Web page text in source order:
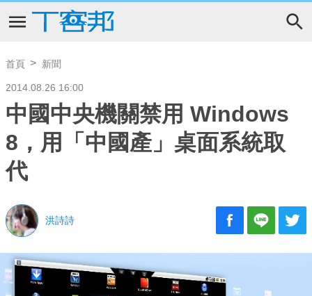
首頁 新聞
2014.08.26 16:00
中國中央機關禁用 Windows
8，用「中國產」桌面系統取
代
洪詩詩